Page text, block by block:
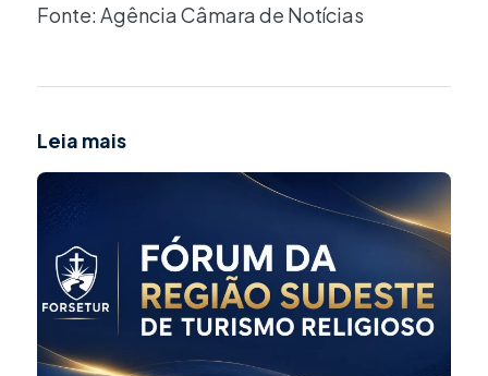
Fonte: Agência Câmara de Notícias
Leia mais